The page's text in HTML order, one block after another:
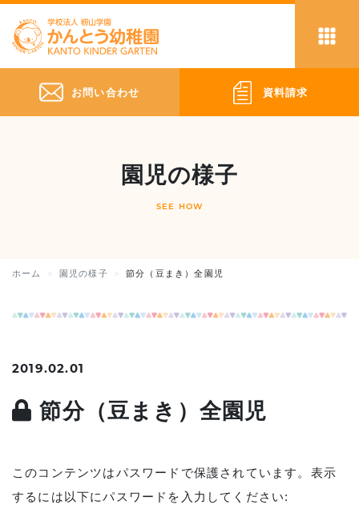
お問い合わせ 資料請求
園児の様子
SEE HOW
ホーム 園児の様子 節分（豆まき）全園児
2019.02.01
節分（豆まき）全園児
このコンテンツはパスワードで保護されています。表示
するには以下にパスワードを入力してください: